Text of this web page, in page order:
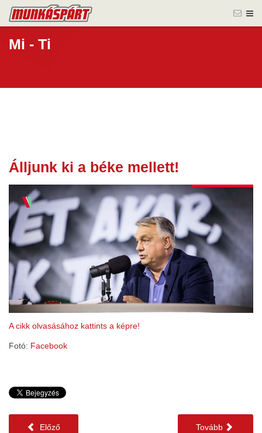
Mi - Ti
17 nov.
2025
Álljunk ki a béke mellett!
A cikk olvasásához kattints a képre!
Fotó: Facebook
Előző Tovább